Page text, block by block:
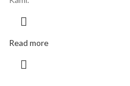
Read more